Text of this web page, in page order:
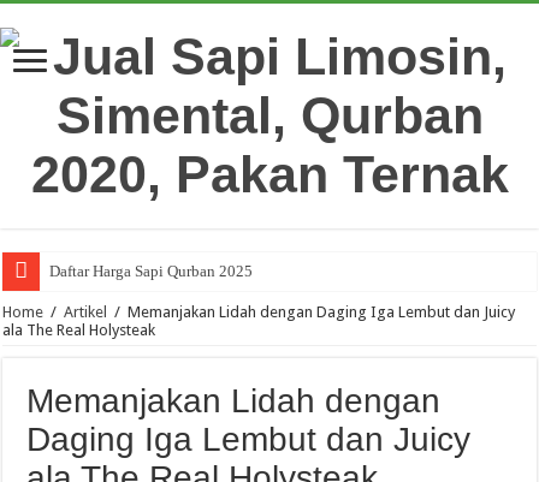
Daftar Harga Sapi Qurban 2025
Home / Artikel / Memanjakan Lidah dengan Daging Iga Lembut dan Juicy
ala The Real Holysteak
Memanjakan Lidah dengan
Daging Iga Lembut dan Juicy